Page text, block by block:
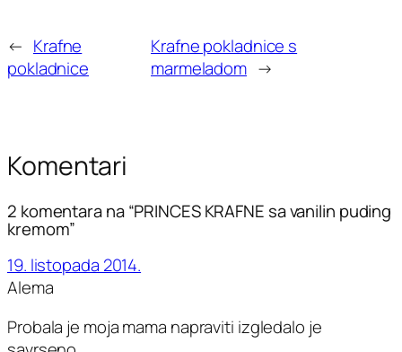
← Krafne
pokladnice
Krafne pokladnice s
marmeladom →
Komentari
2 komentara na “PRINCES KRAFNE sa vanilin puding
kremom”
19. listopada 2014.
Alema
Probala je moja mama napraviti izgledalo je